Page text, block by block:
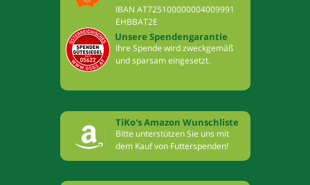
IBAN AT725100000004009991
EHBBAT2E
Unsere Spendengarantie
Ihre Spende wird zweckgemäß
und sparsam eingesetzt.
TiKo's Amazon Wunschliste
Bitte unterstützen Sie uns mit
dem Kauf von Futterspenden!